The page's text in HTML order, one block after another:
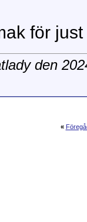
för
den
«